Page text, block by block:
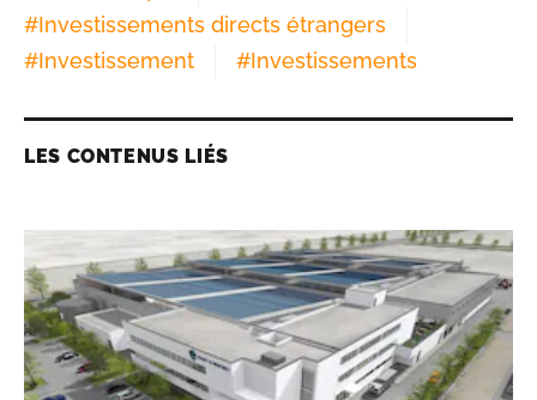
#Investissements directs étrangers
#Investissement #Investissements
LES CONTENUS LIÉS